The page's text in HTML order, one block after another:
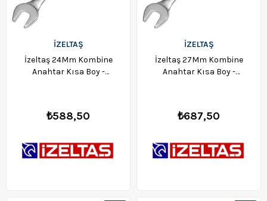
İZELTAŞ
İzeltaş 24Mm Kombine
Anahtar Kısa Boy -
₺588,50
İZELTAŞ
İzeltaş 27Mm Kombine
Anahtar Kısa Boy -
₺687,50